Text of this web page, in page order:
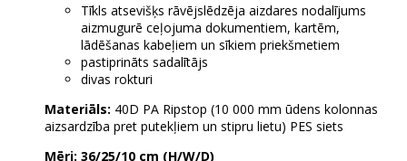
Tīkls atsevišķs rāvējslēdzēja aizdares nodalījums
aizmugurē ceļojuma dokumentiem, kartēm,
lādēšanas kabeļiem un sīkiem priekšmetiem
pastiprināts sadalītājs
divas rokturi
Materiāls: 40D PA Ripstop (10 000 mm ūdens kolonnas
aizsardzība pret putekļiem un stipru lietu) PES siets
Mēri: 36/25/10 cm (H/W/D)